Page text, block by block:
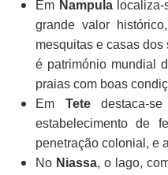
Em Nampulalocaliza-
grande valor
mesquitas e casas dos
é património mundial
praias com boas
Em Tetedestaca-
estabelecimento de
penetração colonial, e
No Niassa, o lago,